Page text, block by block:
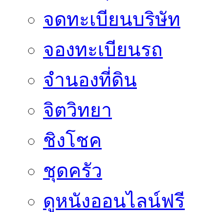
จดทะเบียนบริษัท
จองทะเบียนรถ
จำนองที่ดิน
จิตวิทยา
ชิงโชค
ชุดครัว
ดูหนังออนไลน์ฟรี